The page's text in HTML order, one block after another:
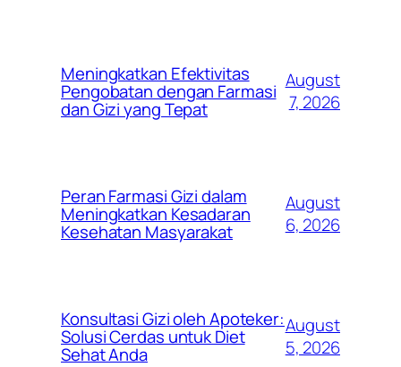
Meningkatkan Efektivitas
Pengobatan dengan Farmasi
dan Gizi yang Tepat
August
7, 2026
Peran Farmasi Gizi dalam
Meningkatkan Kesadaran
Kesehatan Masyarakat
August
6, 2026
Konsultasi Gizi oleh Apoteker:
Solusi Cerdas untuk Diet
Sehat Anda
August
5, 2026